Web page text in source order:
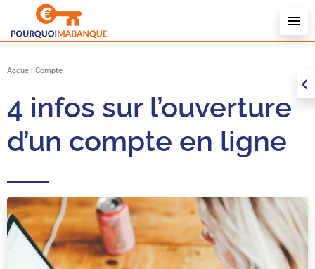
Accueil Compte
4 infos sur l’ouverture
d’un compte en ligne